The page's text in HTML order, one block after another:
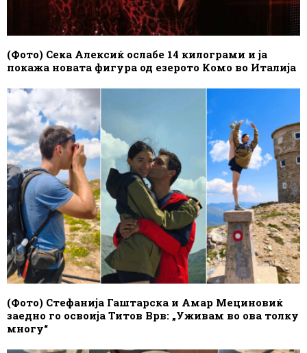
(Фото) Сека Алексиќ ослабе 14 килограми и ја
покажа новата фигура од езерото Комо во Италија
(Фото) Стефанија Гаштарска и Амар Мециновиќ
заедно го освоија Титов Врв: „Уживам во ова толку
многу“